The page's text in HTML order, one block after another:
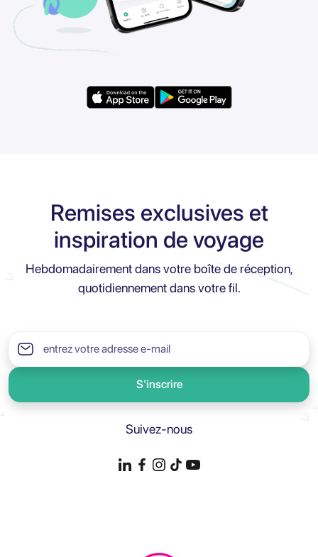
Remises exclusives et
inspiration de voyage
Hebdomadairement dans votre boîte de réception,
quotidiennement dans votre fil.
S'inscrire
Suivez-nous